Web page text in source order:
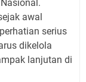
awal
serius
dikelola
lanjutan di